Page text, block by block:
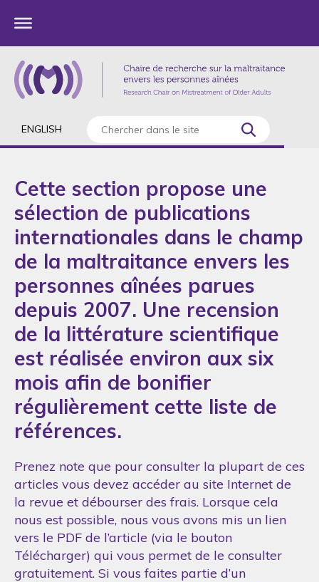
ENGLISH
Cette section propose une
sélection de publications
internationales dans le champ
de la maltraitance envers les
personnes aînées parues
depuis 2007. Une recension
de la littérature scientifique
est réalisée environ aux six
mois afin de bonifier
régulièrement cette liste de
références.
Prenez note que pour consulter la plupart de ces
articles vous devez accéder au site Internet de
la revue et débourser des frais. Lorsque cela
nous est possible, nous vous avons mis un lien
vers le PDF de l’article (via le bouton
Télécharger) qui vous permet de le consulter
gratuitement. Si vous faites partie d’un